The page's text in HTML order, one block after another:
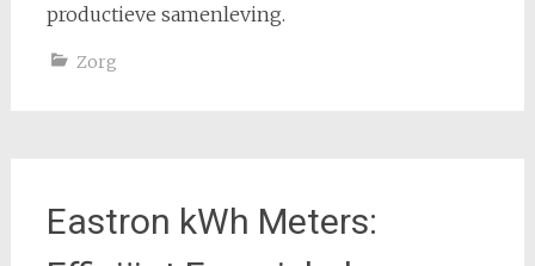
productieve samenleving.
Zorg
Eastron kWh Meters: